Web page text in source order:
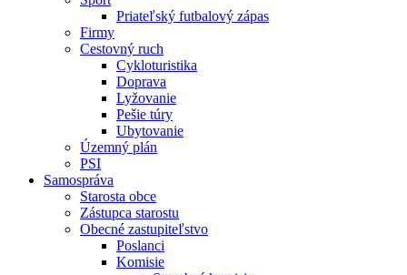
Priateľský futbalový zápas
Firmy
Cestovný ruch
Cykloturistika
Doprava
Lyžovanie
Pešie túry
Ubytovanie
Územný plán
PSI
Samospráva
Starosta obce
Zástupca starostu
Obecné zastupiteľstvo
Poslanci
Komisie